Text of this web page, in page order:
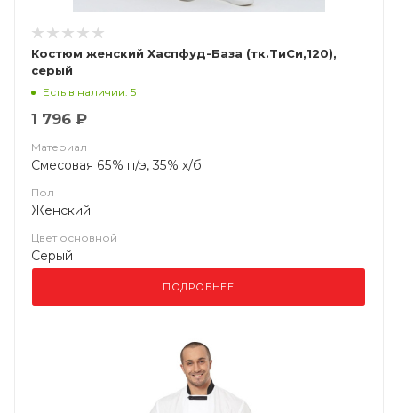
Костюм женский Хаспфуд-База (тк.ТиСи,120),
серый
Есть в наличии: 5
1 796 ₽
Материал
Смесовая 65% п/э, 35% х/б
Пол
Женский
Цвет основной
Серый
ПОДРОБНЕЕ